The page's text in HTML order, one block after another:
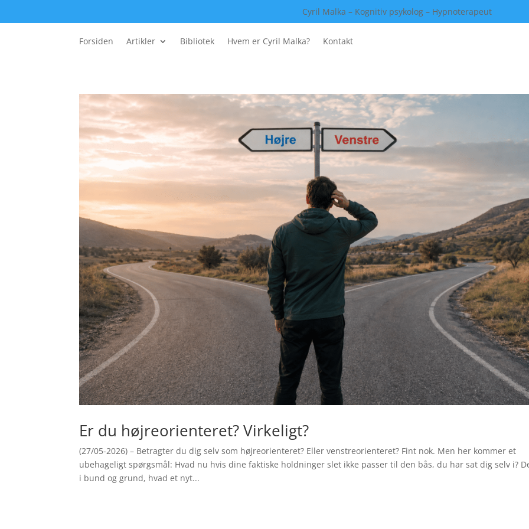
Cyril Malka – Kognitiv psykolog – Hypnoterapeut
Forsiden Artikler Bibliotek Hvem er Cyril Malka? Kontakt
Er du højreorienteret? Virkeligt?
(27/05-2026) – Betragter du dig selv som højreorienteret? Eller venstreorienteret? Fint nok. Men her kommer et
ubehageligt spørgsmål: Hvad nu hvis dine faktiske holdninger slet ikke passer til den bås, du har sat dig selv i?
i bund og grund, hvad et nyt...